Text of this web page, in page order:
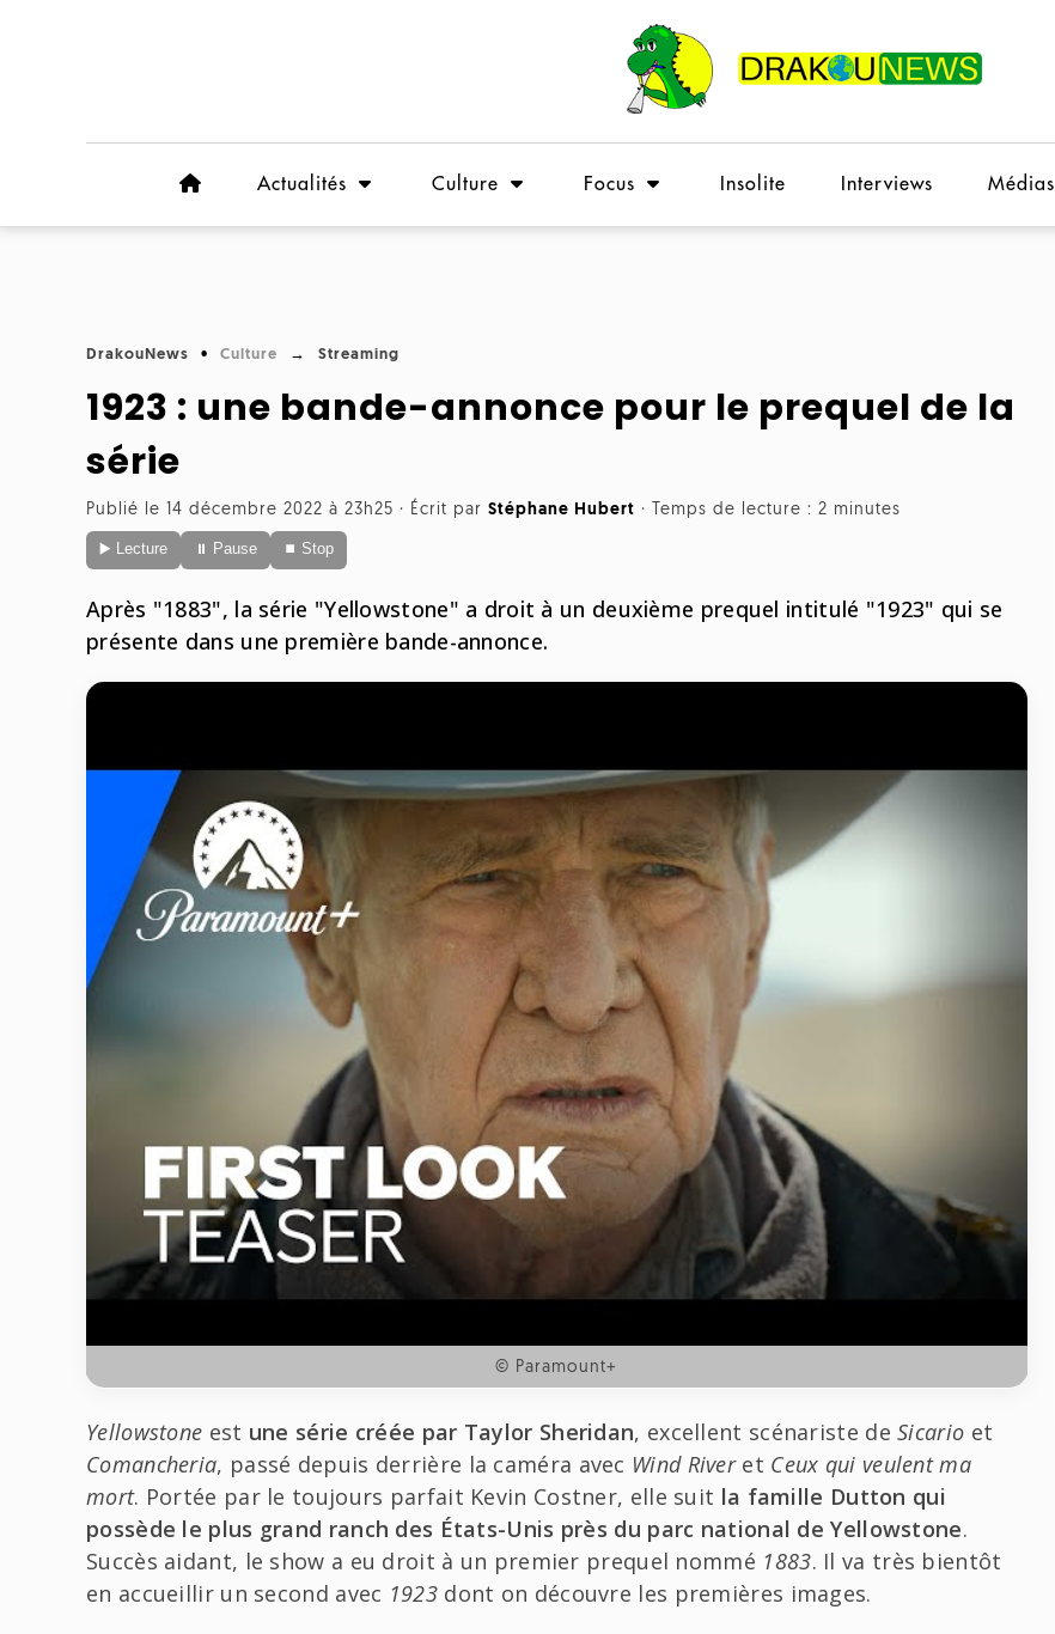
Actualités Culture Focus Insolite Interviews Médias
DrakouNews Culture Streaming
1923 : une bande-annonce pour le prequel de la
série
Publié le 14 décembre 2022 à 23h25 · Écrit par Stéphane Hubert · Temps de lecture : 2 minutes
▶️ Lecture ⏸ Pause ⏹ Stop
Après "1883", la série "Yellowstone" a droit à un deuxième prequel intitulé "1923" qui se
présente dans une première bande-annonce.
© Paramount+
Yellowstone est une série créée par Taylor Sheridan, excellent scénariste deSicario et
Comancheria, passé depuis derrière la caméra avec Wind River et Ceux qui veulent ma
mort. Portée par le toujours parfait Kevin Costner, elle suit la famille Dutton qui
possède le plus grand ranch des États-Unis près du parc national de Yellowstone.
Succès aidant, le show a eu droit à un premier prequel nommé 1883. Il va très bientôt
en accueillir un second avec 1923dont on découvre les premières images.